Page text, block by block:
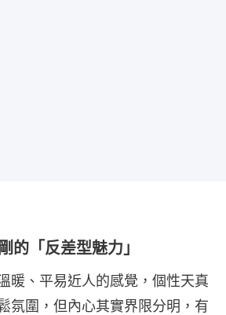
的「反差型魅力」
暖、平易近人的感覺，個性天真
氛圍，但內心其實界限分明，有